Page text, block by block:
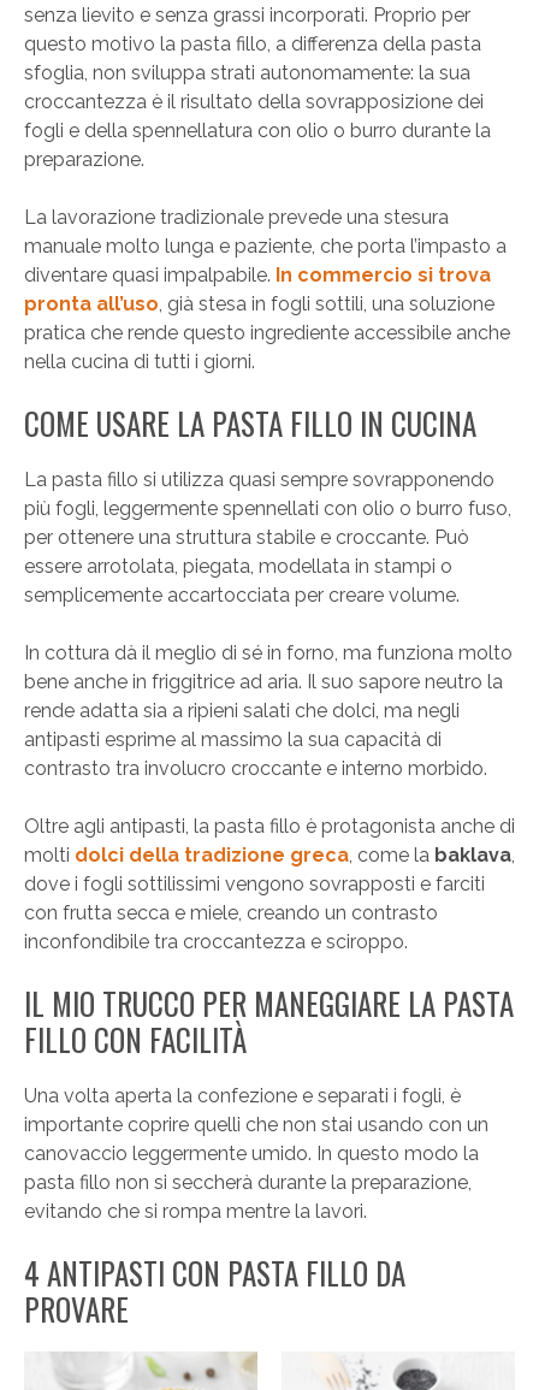
senza lievito e senza grassi incorporati. Proprio per
questo motivo la pasta fillo, a differenza della pasta
sfoglia, non sviluppa strati autonomamente: la sua
croccantezza è il risultato della sovrapposizione dei
fogli e della spennellatura con olio o burro durante la
preparazione.
La lavorazione tradizionale prevede una stesura
manuale molto lunga e paziente, che porta l’impasto a
diventare quasi impalpabile. In commercio si trova
pronta all’uso, già stesa in fogli sottili, una soluzione
pratica che rende questo ingrediente accessibile anche
nella cucina di tutti i giorni.
COME USARE LA PASTA FILLO IN CUCINA
La pasta fillo si utilizza quasi sempre sovrapponendo
più fogli, leggermente spennellati con olio o burro fuso,
per ottenere una struttura stabile e croccante. Può
essere arrotolata, piegata, modellata in stampi o
semplicemente accartocciata per creare volume.
In cottura dà il meglio di sé in forno, ma funziona molto
bene anche in friggitrice ad aria. Il suo sapore neutro la
rende adatta sia a ripieni salati che dolci, ma negli
antipasti esprime al massimo la sua capacità di
contrasto tra involucro croccante e interno morbido.
Oltre agli antipasti, la pasta fillo è protagonista anche di
molti dolci della tradizione greca, come la baklava,
dove i fogli sottilissimi vengono sovrapposti e farciti
con frutta secca e miele, creando un contrasto
inconfondibile tra croccantezza e sciroppo.
IL MIO TRUCCO PER MANEGGIARE LA PASTA
FILLO CON FACILITÀ
Una volta aperta la confezione e separati i fogli, è
importante coprire quelli che non stai usando con un
canovaccio leggermente umido. In questo modo la
pasta fillo non si seccherà durante la preparazione,
evitando che si rompa mentre la lavori.
4 ANTIPASTI CON PASTA FILLO DA
PROVARE